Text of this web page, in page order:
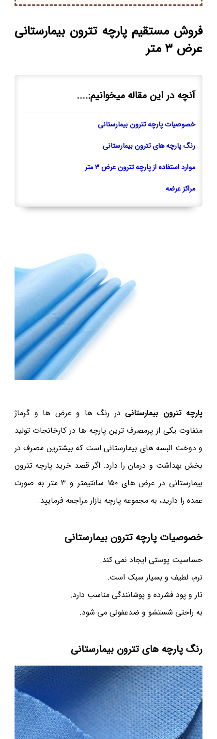
فروش مستقیم پارچه تترون بیمارستانی
عرض ۳ متر
آنچه در این مقاله میخوانیم:....
خصوصیات پارچه تترون بیمارستانی
رنگ پارچه های تترون بیمار‌ستانی
موارد استفاده از پارچه تترون عرض ۳ متر
مراکز عرضه
پارچه تترون بیمارستانی در رنگ ها و عرض ها و گرماژ
متفاوت یکی از پرمصرف ترین پارچه ها در کارخانجات تولید
و دوخت البسه های بیمارستانی است که بیشترین مصرف در
بخش بهداشت و درمان را دارد. اگر قصد خرید پارچه تترون
بیمارستانی در عرض های ۱۵۰ سانتیمتر و ۳ متر به صورت
عمده را دارید، به مجموعه پارچه بازار مراجعه فرمایید.
خصوصیات پارچه تترون بیمارستانی
حساسیت پوستی ایجاد نمی کند.
نرم، لطیف و بسیار سبک است.
تار و پود فشرده و پوشانندگی مناسب دارد.
به راحتی شستشو و ضدعفونی می شود.
رنگ پارچه های تترون بیمار‌ستانی